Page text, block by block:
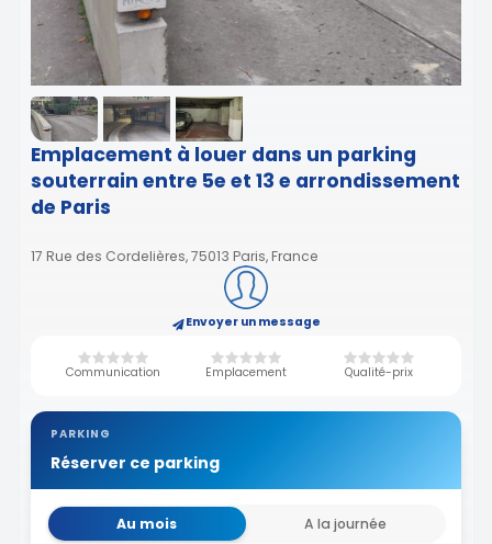
Emplacement à louer dans un parking
souterrain entre 5e et 13 e arrondissement
de Paris
17 Rue des Cordelières, 75013 Paris, France
Envoyer un message
Communication Emplacement Qualité-prix
PARKING
Réserver ce parking
Au mois
A la journée